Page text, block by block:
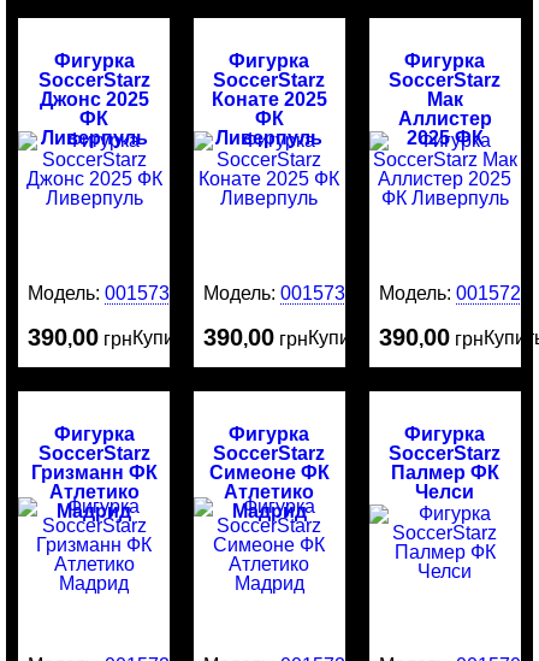
Фигурка
SoccerStarz
Джонс 2025
ФК
Ливерпуль
Модель:0015732
390,00 грнКупить
Фигурка
SoccerStarz
Конате 2025
ФК
Ливерпуль
Модель:0015731
390,00 грнКупить
Фигурка
SoccerStarz
Мак
Аллистер
2025 ФК
Ливерпуль
Модель: 0015729
390,00 грн
Фигурка
SoccerStarz
Гризманн ФК
Атлетико
Мадрид
Фигурка
SoccerStarz
Симеоне ФК
Атлетико
Мадрид
Фигурка
SoccerStarz
Палмер ФК
Челси